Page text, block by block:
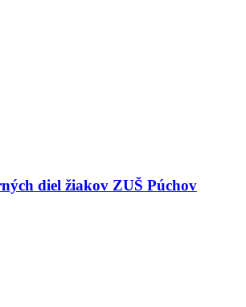
diel žiakov ZUŠ Púchov